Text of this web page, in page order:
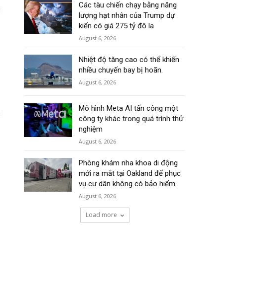
Các tàu chiến chạy bằng năng
lượng hạt nhân của Trump dự
kiến có giá 275 tỷ đô la
August 6, 2026
Nhiệt độ tăng cao có thể khiến
nhiều chuyến bay bị hoãn.
August 6, 2026
Mô hình Meta AI tấn công một
công ty khác trong quá trình thử
nghiệm
August 6, 2026
Phòng khám nha khoa di động
mới ra mắt tại Oakland để phục
vụ cư dân không có bảo hiểm
August 6, 2026
Load more